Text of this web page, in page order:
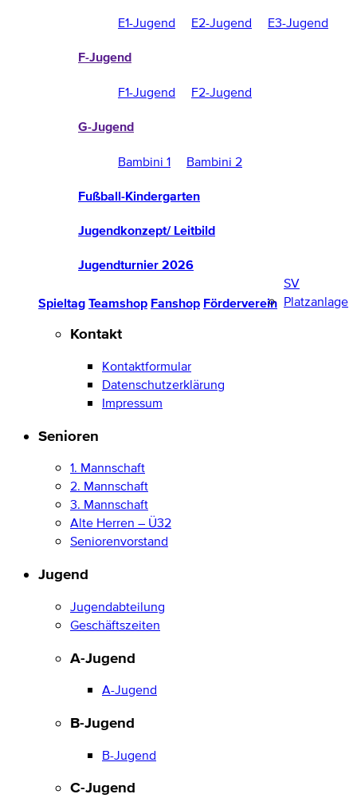
E1-Jugend E2-Jugend E3-Jugend
F-Jugend
F1-Jugend F2-Jugend
G-Jugend
Bambini 1 Bambini 2
Fußball-Kindergarten
Jugendkonzept/ Leitbild
Jugendturnier 2026
Spieltag Teamshop Fanshop Förderverein
SV
Platzanlage
Kontakt
Kontaktformular
Datenschutzerklärung
Impressum
Senioren
1. Mannschaft
2. Mannschaft
3. Mannschaft
Alte Herren – Ü32
Seniorenvorstand
Jugend
Jugendabteilung
Geschäftszeiten
A-Jugend
A-Jugend
B-Jugend
B-Jugend
C-Jugend